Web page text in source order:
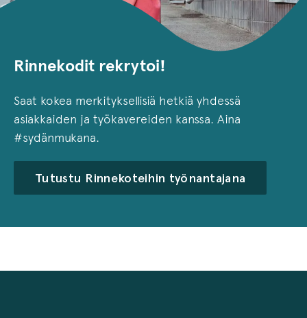
Rinnekodit rekrytoi!
Saat kokea merkityksellisiä hetkiä yhdessä
asiakkaiden ja työkavereiden kanssa. Aina
#sydänmukana.
Tutustu Rinnekoteihin työnantajana